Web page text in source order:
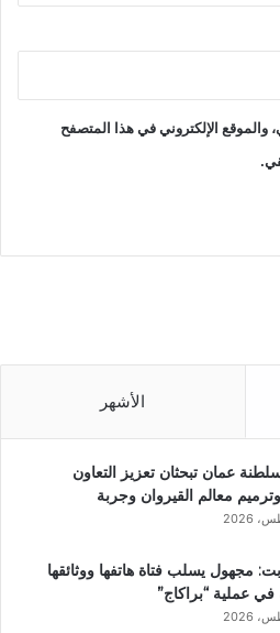
والموقع الإلكتروني في هذا المتصفح
الأشهر
عمان تبحثان تعزيز التعاون
وترميم معالم القيروان وجربة
مجهول يسلب فتاة هاتفها ووثائقها
في عملية “براكاج”